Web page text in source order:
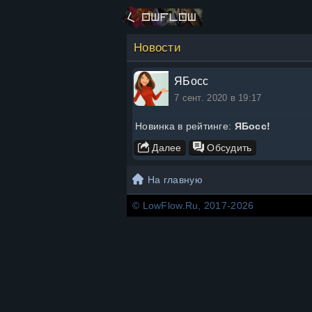
Новости
ЯБосс
7 сент. 2020 в 19:17
Новинка в рейтинге: ЯБосс!
Не хотите ли попытаться стать лучшим бизнесменом? -
Продаёте билеты, зарабатываете начальный капитал,
Перейти к игре
С уважением, администрация
Далее Обсудить
На главную
© LowFlow.Ru, 2017-2026